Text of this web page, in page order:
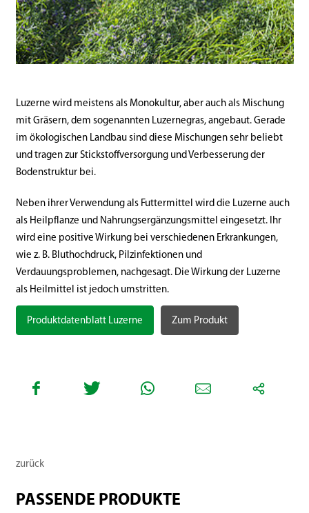
Luzerne wird meistens als Monokultur, aber auch als Mischung
mit Gräsern, dem sogenannten Luzernegras, angebaut. Gerade
im ökologischen Landbau sind diese Mischungen sehr beliebt
und tragen zur Stickstoffversorgung und Verbesserung der
Bodenstruktur bei.
Neben ihrer Verwendung als Futtermittel wird die Luzerne auch
als Heilpflanze und Nahrungsergänzungsmittel eingesetzt. Ihr
wird eine positive Wirkung bei verschiedenen Erkrankungen,
wie z. B. Bluthochdruck, Pilzinfektionen und
Verdauungsproblemen, nachgesagt. Die Wirkung der Luzerne
als Heilmittel ist jedoch umstritten.
Produktdatenblatt Luzerne Zum Produkt
zurück
PASSENDE PRODUKTE